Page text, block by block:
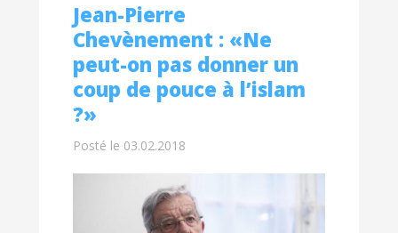
Jean-Pierre
Chevènement : «Ne
peut-on pas donner un
coup de pouce à l’islam
?»
Posté le 03.02.2018